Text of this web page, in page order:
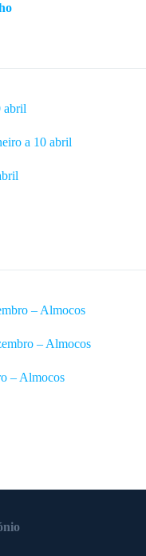
abril
a 10 abril
– Almocos
– Almocos
– Almocos